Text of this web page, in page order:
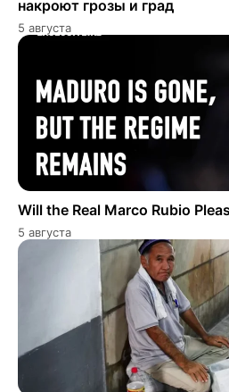
накроют грозы и град
5 августа
Will the Real Marco Rubio
5 августа